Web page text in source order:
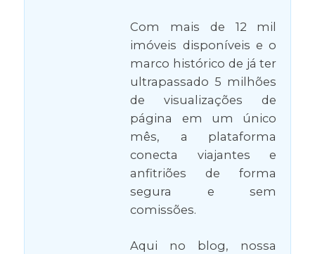
Com mais de 12 mil
imóveis disponíveis e o
marco histórico de já ter
ultrapassado 5 milhões
de visualizações de
página em um único
mês, a plataforma
conecta viajantes e
anfitriões de forma
segura e sem
comissões.
Aqui no blog, nossa